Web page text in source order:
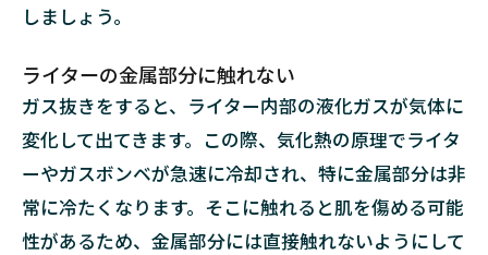
4.2
する
5
ま
と
め
しましょう。
ライターの金属部分に触れない
ガス抜きをすると、ライター内部の液化ガスが気体に
変化して出てきます。この際、気化熱の原理でライタ
ーやガスボンベが急速に冷却され、特に金属部分は非
常に冷たくなります。そこに触れると肌を傷める可能
性があるため、金属部分には直接触れないようにして